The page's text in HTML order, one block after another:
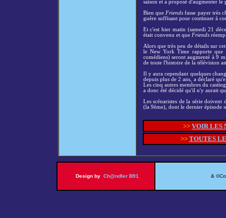
saison et a proposé d'augmenter
Bien que Friends fasse payer très
guère suffisant pour continuer à
Et c'est hier matin (samedi 21
était convenu et que Friends
Alors que très peu de détails sur
le New York Time rapporte que
comédiens) seront augmenté à 9
de toute l'histoire de la télévision
Il y aura cependant quelques
depuis plus de 2 ans, a déclaré
Les cinq autres membres du
a donc été décidé qu'il n'y aurait
Les scénaristes de la série
(la 9ème), dont le dernier épisode
>> VOIR LES
>> TOUTES
Design by Ch@ndler B91 &